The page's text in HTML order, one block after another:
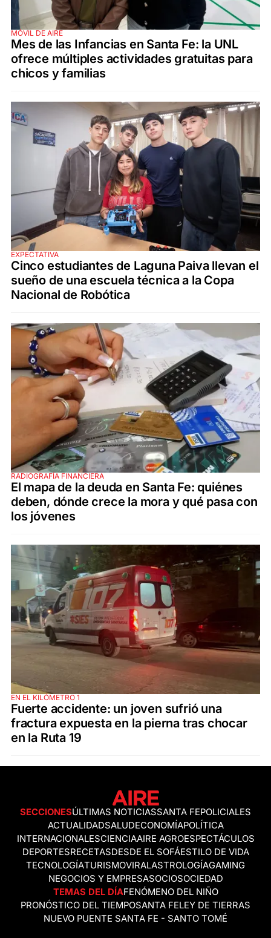
MÓVIL DE AIRE
Mes de las Infancias en Santa Fe: la UNL
ofrece múltiples actividades gratuitas para
chicos y familias
EXPECTATIVA
Cinco estudiantes de Laguna Paiva llevan el
sueño de una escuela técnica a la Copa
Nacional de Robótica
RADIOGRAFÍA FINANCIERA
El mapa de la deuda en Santa Fe: quiénes
deben, dónde crece la mora y qué pasa con
los jóvenes
EN EL KILÓMETRO 1
Fuerte accidente: un joven sufrió una
fractura expuesta en la pierna tras chocar
en la Ruta 19
SECCIONESÚLTIMAS NOTICIASSANTA FEPOLICIALES
ACTUALIDADSALUDECONOMÍAPOLÍTICA
INTERNACIONALESCIENCIAAIRE AGROESPECTÁCULOS
DEPORTESRECETASDESDE EL SOFÁESTILO DE VIDA
TECNOLOGÍATURISMOVIRALASTROLOGÍAGAMING
NEGOCIOS Y EMPRESASOCIOSOCIEDAD
TEMAS DEL DÍAFENÓMENO DEL NIÑO
PRONÓSTICO DEL TIEMPOSANTA FELEY DE TIERRAS
NUEVO PUENTE SANTA FE - SANTO TOMÉ